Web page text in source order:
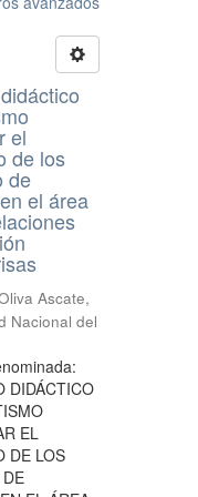
el
de los
de
el área
Ascate,
Nacional del
DIDÁCTICO
EL
DE LOS